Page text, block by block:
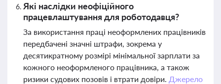
Які наслідки неофіційного
працевлаштування для роботодавця?
За використання праці неоформлених працівників
передбачені значні штрафи, зокрема у
десятикратному розмірі мінімальної зарплати за
кожного неоформленого працівника, а також
ризики судових позовів і втрати довіри. Джерело